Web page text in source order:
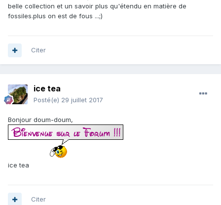
belle collection et un savoir plus qu'étendu en matière de
fossiles.plus on est de fous ...;)
Citer
ice tea
Posté(e) 29 juillet 2017
Bonjour doum-doum,
ice tea
Citer